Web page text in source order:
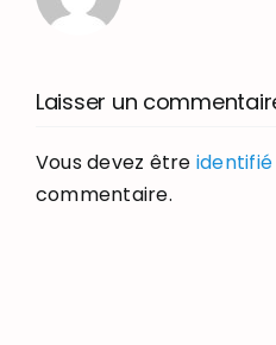
Laisser un
Vous devez être identifié
commentaire.